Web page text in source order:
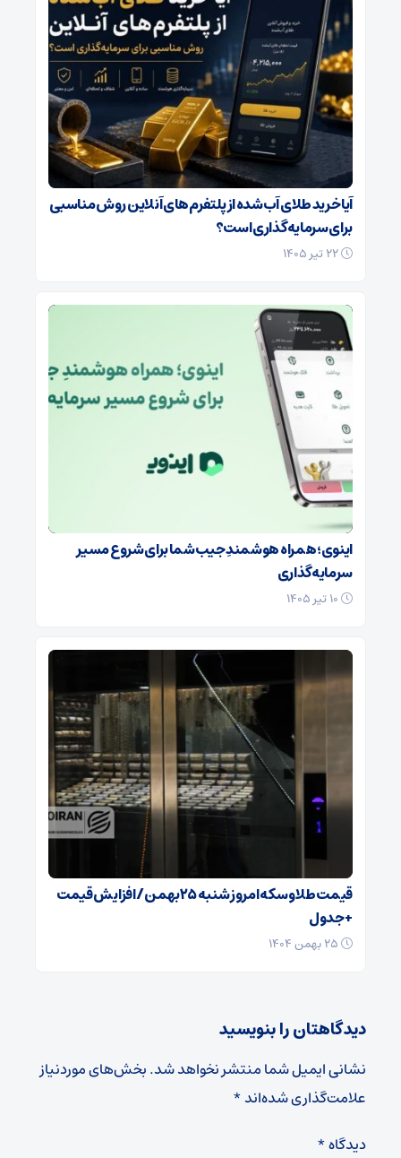
آیا خرید طلای آب‌شده از پلتفرم‌های آنلاین روش مناسبی
برای سرمایه‌گذاری است؟
اینوی؛ همراه هوشمندِ جیب شما برای شروع مسیر
سرمایه‌گذاری
قیمت طلا و سکه امروز شنبه ۲۵بهمن/ افزایش قیمت
+ جدول
دیدگاهتان را بنویسید
نشانی ایمیل شما منتشر نخواهد شد.بخش‌های موردنیاز
علامت‌گذاری شده‌اند*
دیدگاه*